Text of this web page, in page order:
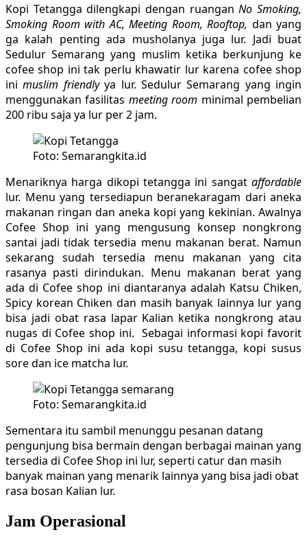
Kopi Tetangga dilengkapi dengan ruanganNo Smoking,
Smoking Room with AC, Meeting Room, Rooftop, dan yang
ga kalah penting ada musholanya juga lur. Jadi buat
Sedulur Semarang yang muslim ketika berkunjung ke
cofee shop ini tak perlu khawatir lur karena cofee shop
ini muslim friendlyya lur. Sedulur Semarang yang ingin
menggunakan fasilitas meeting room minimal pembelian
200 ribu saja ya lur per 2 jam.
Foto: Semarangkita.id
Menariknya harga dikopi tetangga ini sangat affordable
lur. Menu yang tersediapun beranekaragam dari aneka
makanan ringan dan aneka kopi yang kekinian. Awalnya
Cofee Shop ini yang mengusung konsep nongkrong
santai jadi tidak tersedia menu makanan berat. Namun
sekarang sudah tersedia menu makanan yang cita
rasanya pasti dirindukan. Menu makanan berat yang
ada di Cofee shop ini diantaranya adalah Katsu Chiken,
Spicy korean Chiken dan masih banyak lainnya lur yang
bisa jadi obat rasa lapar Kalian ketika nongkrong atau
nugas di Cofee shop ini. Sebagai informasi kopi favorit
di Cofee Shop ini ada kopi susu tetangga, kopi susus
sore dan ice matcha lur.
Foto: Semarangkita.id
Sementara itu sambil menunggu pesanan datang
pengunjung bisa bermain dengan berbagai mainan yang
tersedia di Cofee Shop ini lur, seperti catur dan masih
banyak mainan yang menarik lainnya yang bisa jadi obat
rasa bosan Kalian lur.
Jam Operasional